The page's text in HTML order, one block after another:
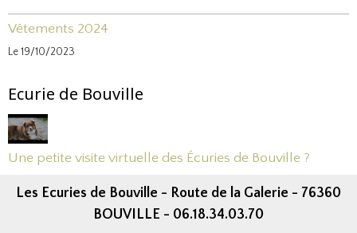
Vêtements 2024
Le 19/10/2023
Ecurie de Bouville
Une petite visite virtuelle des Écuries de Bouville ?
Les Ecuries de Bouville - Route de la Galerie - 76360
BOUVILLE - 06.18.34.03.70